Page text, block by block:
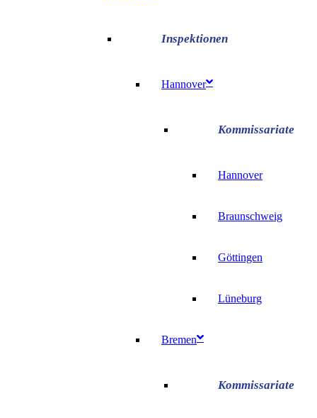
Hannover
Hannover
Braunschweig
Göttingen
Lüneburg
Bremen